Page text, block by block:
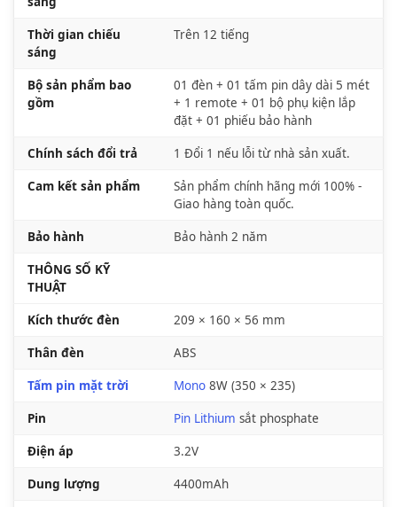
Thời gian chiếu
sáng
Trên 12 tiếng
Bộ sản phẩm bao
gồm
01 đèn + 01 tấm pin dây dài 5 mét
+ 1 remote + 01 bộ phụ kiện lắp
đặt + 01 phiếu bảo hành
Chính sách đổi trả 1 Đổi 1 nếu lỗi từ nhà sản xuất.
Cam kết sản phẩm
Sản phẩm chính hãng mới 100% -
Giao hàng toàn quốc.
Bảo hành Bảo hành 2 năm
THÔNG SỐ KỸ
THUẬT
Kích thước đèn 209 × 160 × 56 mm
Thân đèn ABS
Tấm pin mặt trời Mono 8W (350 × 235)
Pin Pin Lithium sắt phosphate
Điện áp 3.2V
Dung lượng 4400mAh